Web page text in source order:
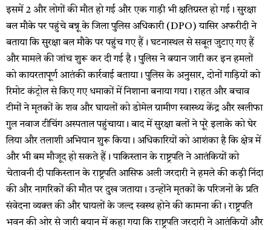
इसमें 2 और लोगों की मौत हो गई और एक गाड़ी भी क्षतिग्रस्त हो गई। सुरक्षा
बल मौके पर पहुंचे बन्नू के जिला पुलिस अधिकारी (DPO) यासिर अफरीदी ने
बताया कि सुरक्षा बल मौके पर पहुंच गए हैं। घटनास्थल से सबूत जुटाए गए हैं
और मामले की जांच शुरू कर दी गई है। पुलिस ने बयान जारी कर इन हमलों
को कायरतापूर्ण आतंकी कार्रवाई बताया। पुलिस के अनुसार, दोनों गाड़ियों को
रिमोट कंट्रोल से किए गए धमाकों में निशाना बनाया गया। राहत और बचाव
टीमों ने मृतकों के शव और घायलों को डोमेल ग्रामीण स्वास्थ्य केंद्र और खलीफा
गुल नवाज टीचिंग अस्पताल पहुंचाया। बाद में सुरक्षा बलों ने पूरे इलाके को घेर
लिया और तलाशी अभियान शुरू किया। अधिकारियों को आशंका है कि क्षेत्र में
और भी बम मौजूद हो सकते हैं। पाकिस्तान के राष्ट्रपति ने आतंकियों को
चेतावनी दी पाकिस्तान के राष्ट्रपति आसिफ अली जरदारी ने हमले की कड़ी निंदा
की और नागरिकों की मौत पर दुख जताया। उन्होंने मृतकों के परिजनों के प्रति
संवेदना व्यक्त की और घायलों के जल्द स्वस्थ होने की कामना की। राष्ट्रपति
भवन की ओर से जारी बयान में कहा गया कि राष्ट्रपति जरदारी ने आतंकियों और